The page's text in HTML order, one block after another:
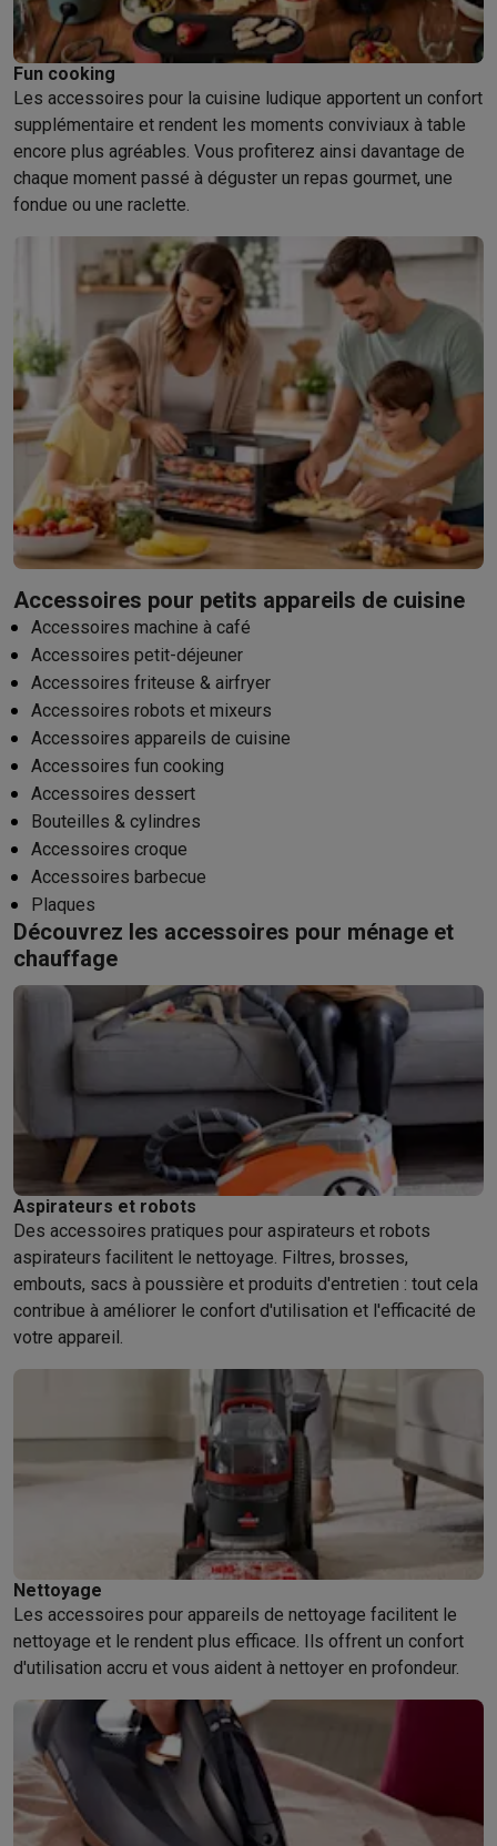
Fun cooking
Les accessoires pour la cuisine ludique apportent un confort
supplémentaire et rendent les moments conviviaux à table
encore plus agréables. Vous profiterez ainsi davantage de
chaque moment passé à déguster un repas gourmet, une
fondue ou une raclette.
Accessoires pour petits appareils de cuisine
Accessoires machine à café
Accessoires petit-déjeuner
Accessoires friteuse & airfryer
Accessoires robots et mixeurs
Accessoires appareils de cuisine
Accessoires fun cooking
Accessoires dessert
Bouteilles & cylindres
Accessoires croque
Accessoires barbecue
Plaques
Découvrez les accessoires pour ménage et
chauffage
Aspirateurs et robots
Des accessoires pratiques pour aspirateurs et robots
aspirateurs facilitent le nettoyage. Filtres, brosses,
embouts, sacs à poussière et produits d'entretien : tout cela
contribue à améliorer le confort d'utilisation et l'efficacité de
votre appareil.
Nettoyage
Les accessoires pour appareils de nettoyage facilitent le
nettoyage et le rendent plus efficace. Ils offrent un confort
d'utilisation accru et vous aident à nettoyer en profondeur.